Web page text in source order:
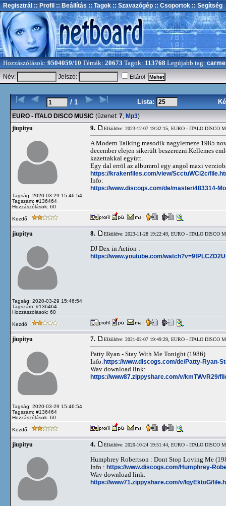
Regisztrál :: Profil :: Beállítás :: Tagok :: Szavazógép :: Csoportok :: Segítség
Hozzászólások: 9504059/10 Témák: 20673 Tagok: 113768 Legújabb tag:
Név:
Jelszó: Eltárol
/ 1 Lista:
EURO - ITALO DISCO MUSIC (üzenet: 7, Mp3)
jiupityu
Tagság: 2020-03-29 15:46:54
Tagszám: #136464
Hozzászólások: 60
9. Elküldve: 2023-12-07 19:32:15, EURO - ITALO DISCO
A Modern Talking masodik nagylemeze 1985
december elejen sikerült beszerezni.Kellemes
kazettakkal együtt.
Egy dal erröl az albumrol egy angol maxi
https://krakenfiles.com/view/ScctuWCi2c/
Info:
https://www.discogs.com/de/master/483314-
Kezdő
jiupityu
Tagság: 2020-03-29 15:46:54
Tagszám: #136464
Hozzászólások: 60
8. Elküldve: 2023-11-28 19:22:49, EURO - ITALO DISCO
DJ Dex in Action :
https://www.youtube.com/
Kezdő
jiupityu
Tagság: 2020-03-29 15:46:54
Tagszám: #136464
Hozzászólások: 60
7. Elküldve: 2021-02-07 19:49:29, EURO - ITALO DISCO
Patty Ryan - Stay With Me Tonight (1986)
Info:https://www.discogs.com/de/Patty-Ryan-
Wav download link:
https://www87.zippyshare.com/v/kmTWvR29/
Kezdő
jiupityu 4. Elküldve: 2020-10-24 19:51:44, EURO - ITALO DISCO
Humphrey Robertson : Dont Stop Loving Me
Info : https://www.discogs.com/Humphrey-
Wav download link:
https://www71.zippyshare.com/v/IqyEktoG/